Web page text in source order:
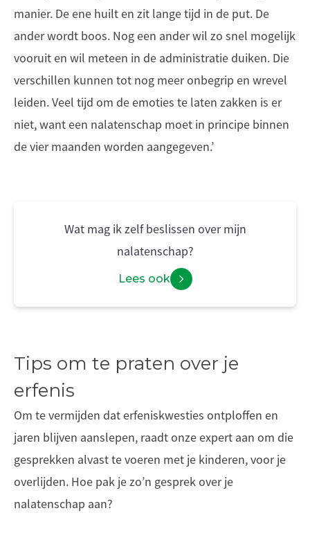
manier. De ene huilt en zit lange tijd in de put. De
ander wordt boos. Nog een ander wil zo snel mogelijk
vooruit en wil meteen in de administratie duiken. Die
verschillen kunnen tot nog meer onbegrip en wrevel
leiden. Veel tijd om de emoties te laten zakken is er
niet, want een nalatenschap moet in principe binnen
de vier maanden worden aangegeven.’
Wat mag ik zelf beslissen over mijn
nalatenschap?
Lees ook
Tips om te praten over je
erfenis
Om te vermijden dat erfeniskwesties ontploffen en
jaren blijven aanslepen, raadt onze expert aan om die
gesprekken alvast te voeren met je kinderen, voor je
overlijden. Hoe pak je zo’n gesprek over je
nalatenschap aan?